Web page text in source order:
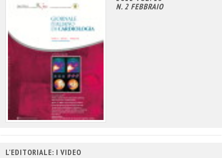
N. 2 FEBBRAIO
L'EDITORIALE: I VIDEO